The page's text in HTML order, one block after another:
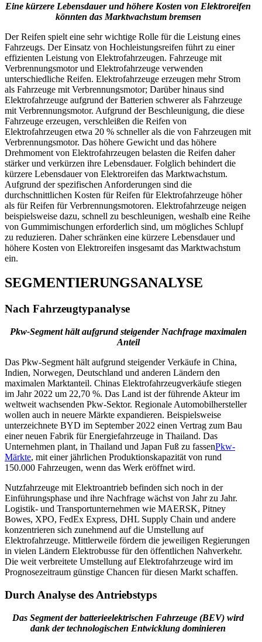
Eine kürzere Lebensdauer und höhere Kosten von Elektroreifen
könnten das Marktwachstum bremsen
Der Reifen spielt eine sehr wichtige Rolle für die Leistung eines
Fahrzeugs. Der Einsatz von Hochleistungsreifen führt zu einer
effizienten Leistung von Elektrofahrzeugen. Fahrzeuge mit
Verbrennungsmotor und Elektrofahrzeuge verwenden
unterschiedliche Reifen. Elektrofahrzeuge erzeugen mehr Strom
als Fahrzeuge mit Verbrennungsmotor; Darüber hinaus sind
Elektrofahrzeuge aufgrund der Batterien schwerer als Fahrzeuge
mit Verbrennungsmotor. Aufgrund der Beschleunigung, die diese
Fahrzeuge erzeugen, verschleißen die Reifen von
Elektrofahrzeugen etwa 20 % schneller als die von Fahrzeugen mit
Verbrennungsmotor. Das höhere Gewicht und das höhere
Drehmoment von Elektrofahrzeugen belasten die Reifen daher
stärker und verkürzen ihre Lebensdauer. Folglich behindert die
kürzere Lebensdauer von Elektroreifen das Marktwachstum.
Aufgrund der spezifischen Anforderungen sind die
durchschnittlichen Kosten für Reifen für Elektrofahrzeuge höher
als für Reifen für Verbrennungsmotoren. Elektrofahrzeuge neigen
beispielsweise dazu, schnell zu beschleunigen, weshalb eine Reihe
von Gummimischungen erforderlich sind, um mögliches Schlupf
zu reduzieren. Daher schränken eine kürzere Lebensdauer und
höhere Kosten von Elektroreifen insgesamt das Marktwachstum
ein.
SEGMENTIERUNGSANALYSE
Nach Fahrzeugtypanalyse
Pkw-Segment hält aufgrund steigender Nachfrage maximalen
Anteil
Das Pkw-Segment hält aufgrund steigender Verkäufe in China,
Indien, Norwegen, Deutschland und anderen Ländern den
maximalen Marktanteil. Chinas Elektrofahrzeugverkäufe stiegen
im Jahr 2022 um 22,70 %. Das Land ist der führende Akteur im
weltweit wachsenden Pkw-Sektor. Regionale Automobilhersteller
wollen auch in neuere Märkte expandieren. Beispielsweise
unterzeichnete BYD im September 2022 einen Vertrag zum Bau
einer neuen Fabrik für Energiefahrzeuge in Thailand. Das
Unternehmen plant, in Thailand und Japan Fuß zu fassenPkw-
Märkte, mit einer jährlichen Produktionskapazität von rund
150.000 Fahrzeugen, wenn das Werk eröffnet wird.
Nutzfahrzeuge mit Elektroantrieb befinden sich noch in der
Einführungsphase und ihre Nachfrage wächst von Jahr zu Jahr.
Logistik- und Transportunternehmen wie MAERSK, Pitney
Bowes, XPO, FedEx Express, DHL Supply Chain und andere
konzentrieren sich zunehmend auf die Umstellung auf
Elektrofahrzeuge. Mittlerweile fördern die jeweiligen Regierungen
in vielen Ländern Elektrobusse für den öffentlichen Nahverkehr.
Die weit verbreitete Umstellung auf Elektrofahrzeuge wird im
Prognosezeitraum günstige Chancen für diesen Markt schaffen.
Durch Analyse des Antriebstyps
Das Segment der batterieelektrischen Fahrzeuge (BEV) wird
dank der technologischen Entwicklung dominieren